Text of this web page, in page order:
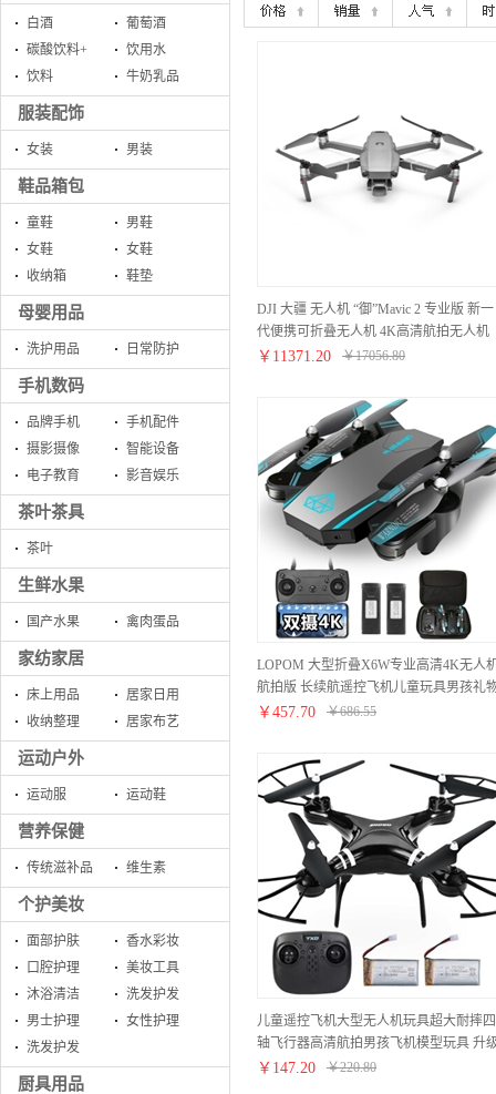
白酒
葡萄酒
碳酸饮料+
饮用水
饮料
牛奶乳品
服装配饰
女装 男装
鞋品箱包
童鞋
男鞋
女鞋
女鞋
收纳箱
鞋垫
母婴用品
洗护用品 日常防护
手机数码
品牌手机
手机配件
摄影摄像
智能设备
电子教育
影音娱乐
茶叶茶具
茶叶
生鲜水果
国产水果 禽肉蛋品
家纺家居
床上用品
居家日用
收纳整理
居家布艺
运动户外
运动服 运动鞋
营养保健
传统滋补品 维生素
个护美妆
面部护肤
香水彩妆
口腔护理
美妆工具
沐浴清洁
洗发护发
男士护理
女性护理
洗发护发
厨具用品
DJI 大疆 无人机 “御”Mavic 2 专业版 新一
代便携可折叠无人机 4K高清航拍无人机
航拍器
￥ 11371.20 ￥17056.80
LOPOM 大型折叠X6W专业高清4K无人
航拍版 长续航遥控飞机儿童玩具男孩礼
航模四轴飞行器 光流定位双摄4K航拍版-
￥ 457.70 ￥686.55
儿童遥控飞机大型无人机玩具超大耐摔四
轴飞行器高清航拍男孩飞机模型玩具 升
定高款黑（双电池续航40分钟）
￥ 147.20 ￥220.80